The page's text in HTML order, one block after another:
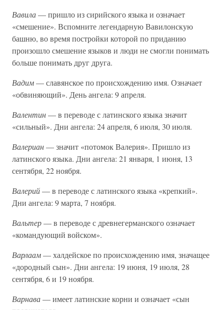
Вавила— пришло из сирийского языка и означает
«смешение». Вспомните легендарную Вавилонскую
башню, во время постройки которой по приданию
произошло смешение языков и люди не смогли понимать
больше понимать друг друга.
Вадим— славянское по происхождению имя. Означает
«обвиняющий». День ангела: 9 апреля.
Валентин— в переводе с латинского языка значит
«сильный». Дни ангела: 24 апреля, 6 июля, 30 июля.
Валериан— значит «потомок Валерия». Пришло из
латинского языка. Дни ангела: 21 января, 1 июня, 13
сентября, 22 ноября.
Валерий— в переводе с латинского языка «крепкий».
Дни ангела: 9 марта, 7 ноября.
Вальтер— в переводе с древнегерманского означает
«командующий войском».
Варлаам— халдейское по происхождению имя, значащее
«дородный сын». Дни ангела: 19 июня, 19 июля, 28
сентября, 6 и 19 ноября.
Варнава— имеет латинские корни и означает «сын